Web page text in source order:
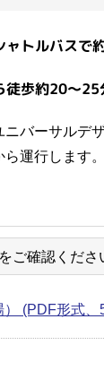
トルバスで
歩約20～25
バーサルデ
運行します
ご確認くださ
(PDF形式、